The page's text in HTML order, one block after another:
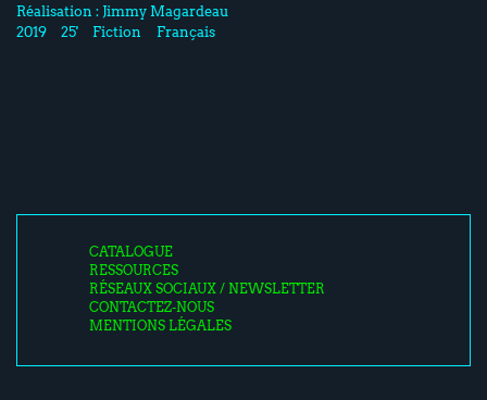
Réalisation : Jimmy Magardeau
2019
25' Fiction Français
CATALOGUE
RESSOURCES
RÉSEAUX SOCIAUX / NEWSLETTER
CONTACTEZ-NOUS
MENTIONS LÉGALES